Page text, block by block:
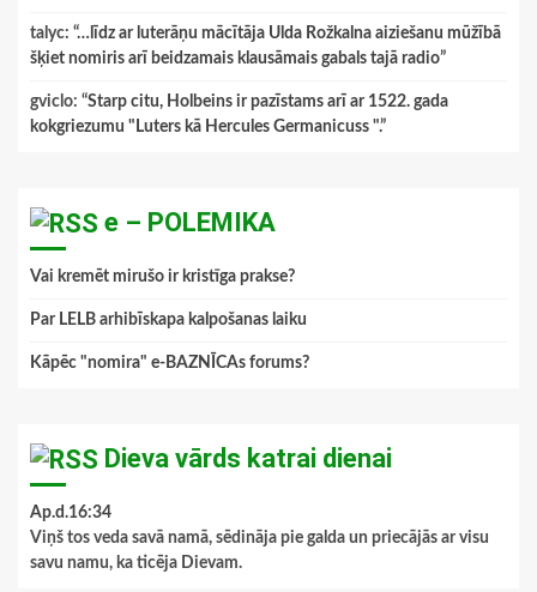
talyc: “…līdz ar luterāņu mācītāja Ulda Rožkalna aiziešanu mūžībā
šķiet nomiris arī beidzamais klausāmais gabals tajā radio”
gviclo: “Starp citu, Holbeins ir pazīstams arī ar 1522. gada
kokgriezumu "Luters kā Hercules Germanicuss ".”
e – POLEMIKA
Vai kremēt mirušo ir kristīga prakse?
Par LELB arhibīskapa kalpošanas laiku
Kāpēc "nomira" e-BAZNĪCAs forums?
Dieva vārds katrai dienai
Ap.d.16:34
Viņš tos veda savā namā, sēdināja pie galda un priecājās ar visu
savu namu, ka ticēja Dievam.